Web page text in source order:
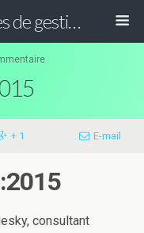
Consultants, systèmes de gestion ISO, HACCP et GFSI
+ 1 E-mail
consultant